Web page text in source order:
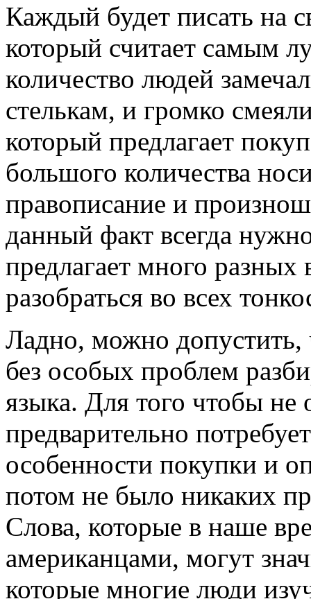
Каждый будет писать на
который считает самым
количество людей
стелькам, и громко
который предлагает
большого количества
правописание и
данный факт всегда
предлагает много
разобраться во всех
Ладно, можно допустить,
без особых проблем
языка. Для того чтобы
предварительно
особенности покупки и
потом не было никаких
Слова, которые в наше
американцами, могут
которые многие люди